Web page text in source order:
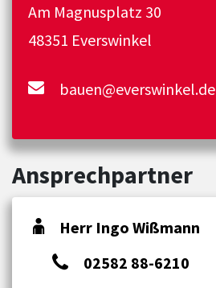
Am Magnusplatz 30
48351 Everswinkel
bauen@everswinkel.de
Ansprechpartner
Herr Ingo Wißmann
02582 88-6210